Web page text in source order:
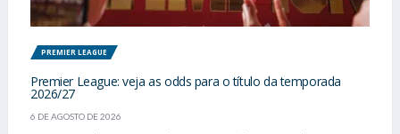
PREMIER LEAGUE
Premier League: veja as odds para o título da temporada
2026/27
6 DE AGOSTO DE 2026